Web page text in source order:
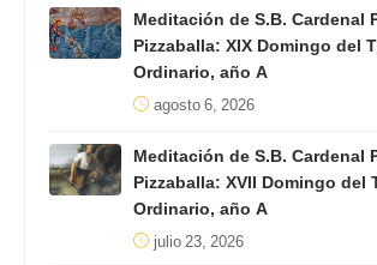
Meditación de S.B. Cardenal
Pizzaballa: XIX Domingo del
Ordinario, año A
agosto 6, 2026
Meditación de S.B. Cardenal
Pizzaballa: XVII Domingo del
Ordinario, año A
julio 23, 2026